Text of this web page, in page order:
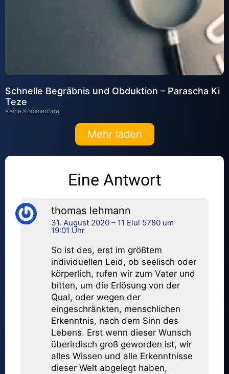
Schnelle Begräbnis und Obduktion – Parascha Ki
Teze
Keine Kommentare
Mehr laden
Eine Antwort
thomas lehmann
31. August 2020 – 11 Elul 5780 um
19:01 Uhr
So ist des, erst im größtem
individuellen Leid, ob seelisch oder
körperlich, rufen wir zum Vater und
bitten, um die Erlösung von der
Qual, oder wegen der
eingeschränkten, menschlichen
Erkenntnis, nach dem Sinn des
Lebens. Erst wenn dieser Wunsch
überirdisch groß geworden ist, wir
alles Wissen und alle Erkenntnisse
dieser Welt abgelegt haben,